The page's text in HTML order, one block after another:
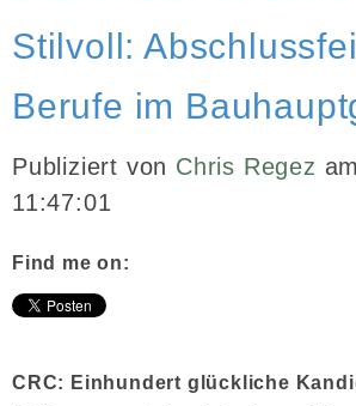
INBOUND MARKETING
MEDIENARBEIT
PR
Stilvoll:
Berufe im
Publiziert von Chris Regez
11:47:01
Find me on:
CRC: Einhundert glückliche